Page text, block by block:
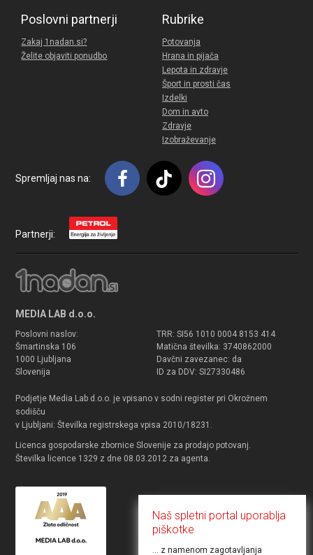
Poslovni partnerji
Zakaj 1nadan.si?
Želite objaviti ponudbo
Rubrike
Potovanja
Hrana in pijača
Lepota in zdravje
Šport in prosti čas
Izdelki
Dom in avto
Zdravje
Izobraževanje
Spremljaj nas na:
Partnerji:
MEDIA LAB d.o.o.
Poslovni naslov:
Šmartinska 106
1000 Ljubljana
Slovenija
TRR: SI56 1010 0004 8153 414
Matična številka: 3740862000
Davčni zavezanec: da
ID za DDV: SI27330486
Podjetje Media Lab d.o.o. je vpisano v sodni register pri Okrožnem
sodišču
v Ljubljani: Številka registrskega vpisa 2010/18231.
Licenca gospodarske zbornice Slovenije za prodajo potovanj.
Številka licence 1329 z dne 08.03.2012 za agenta.
Naš spletni portal uporablja
piškotke
... z namenom zagotavljanja